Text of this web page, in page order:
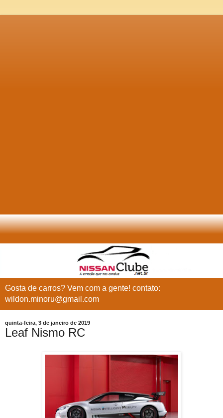
Gosta de carros? Vem com a gente! contato:
wildon.minoru@gmail.com
quinta-feira, 3 de janeiro de 2019
Leaf Nismo RC